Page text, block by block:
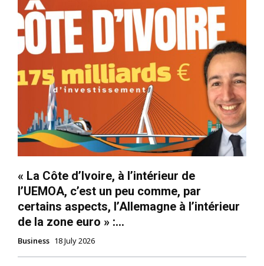
« La Côte d’Ivoire, à l’intérieur de
l’UEMOA, c’est un peu comme, par
certains aspects, l’Allemagne à l’intérieur
de la zone euro » :...
Business 18 July 2026